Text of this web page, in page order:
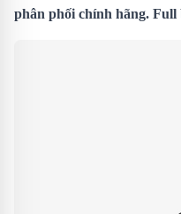
phân phối chính hãng. Full